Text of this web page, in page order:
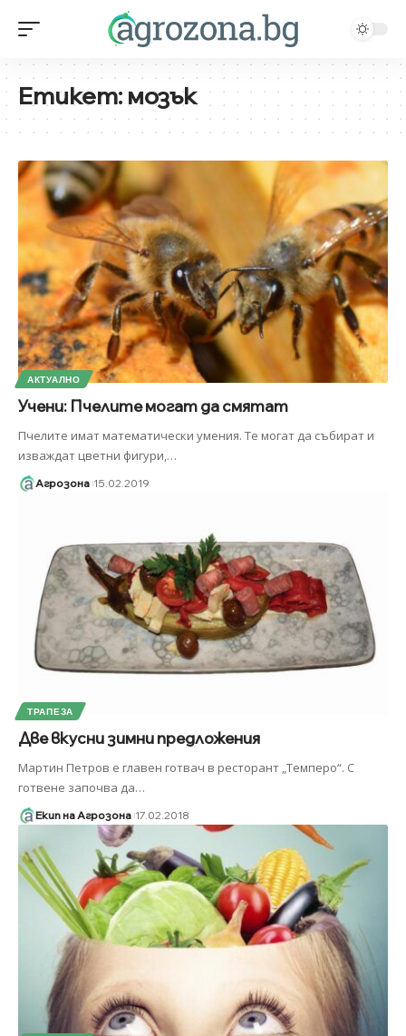
Етикет:мозък
АКТУАЛНО
Учени: Пчелите могат да смятат
Пчелите имат математически умения. Те могат да събират и
изваждат цветни фигури,…
Агрозона 15.02.2019
ТРАПЕЗА
Две вкусни зимни предложения
Мартин Петров е главен готвач в ресторант „Темперо“. С
готвене започва да…
Екип на Агрозона 17.02.2018